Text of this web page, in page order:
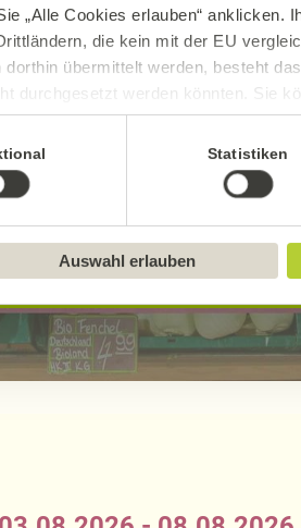
„Alle Cookies erlauben“ anklicken.
die kein mit der EU
übermittelt werden, besteht
durchgesetzt werden könnten. Sie
und Tools deaktivieren.
Statistiken
Auswahl erlauben